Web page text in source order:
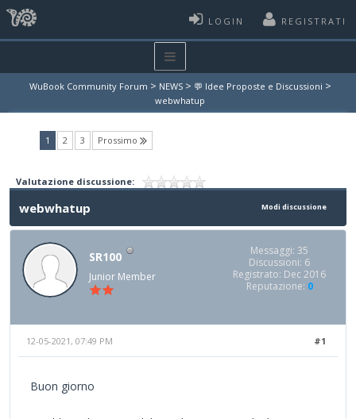
LOGIN REGISTRATI
WuBook Community Forum > NEWS > 💬 Idee Proposte e Discussioni >
webwhatup
1 (current)
2 3 Prossimo
Valutazione discussione:
Modi discussione
webwhatup
SR100
Junior Member
Messaggi: 35
Discussioni: 6
Registrato: Dec 2016
Reputazione: 0
#1
12-05-2021, 07:49 PM
Buon giorno